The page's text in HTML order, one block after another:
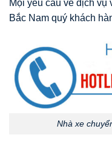
Mọi yêu cầu về dịch vụ
Bắc Nam quý khách
Nhà xe